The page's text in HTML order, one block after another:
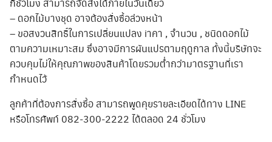
– ดอกไม้บางชุด อาจต้องสั่งซื้อล่วงหน้า
– ขอสงวนสิทธิ์ในการเปลี่ยนแปลง iาคา , จำนวน , ชนิดดอกไม้
ตามความเหมาะสม ซึ่งอาจมีการผันแปรตามฤดูกาล ทั้งนี้บริษัทจะ
ควบคุมไม่ให้คุณภาพของสินค้าโดยรวมต่ำกว่ามาตรฐานที่เรา
กำหนดไว้
ลูกค้าที่ต้องการสั่งซื้อ สามารถพูดคุยรายละเอียดได้ทาง LINE
หรือโทรศัพท์ 082-300-2222 ได้ตลอด 24 ชั่วโมง